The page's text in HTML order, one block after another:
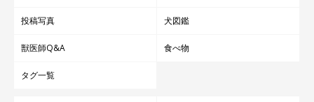
投稿写真 犬図鑑
獣医師Q&A 食べ物
タグ一覧